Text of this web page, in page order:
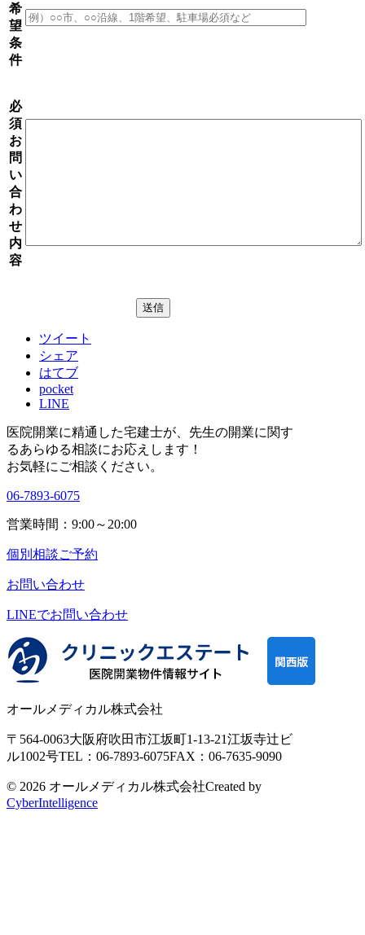
希
望
条
件
必
須
お
問
い
合
わ
せ
内
容
ツイート
シェア
はてブ
pocket
LINE
医院開業に精通した宅建士が、 先生の開業に関す
るあらゆる相談にお応えします！
お気軽にご相談ください。
06-7893-6075
営業時間：9:00～20:00
個別相談ご予約
お問い合わせ
LINEでお問い合わせ
オールメディカル株式会社
〒564-0063大阪府吹田市江坂町1-13-21江坂寺辻ビ
ル1002号TEL：06-7893-6075FAX：06-7635-9090
© 2026 オールメディカル株式会社Created by
CyberIntelligence